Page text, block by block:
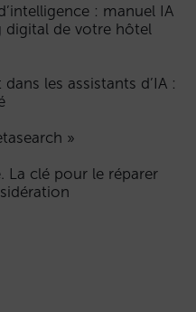
: manuel IA
digital de votre hôtel
les assistants d’IA :
»
La clé pour le réparer